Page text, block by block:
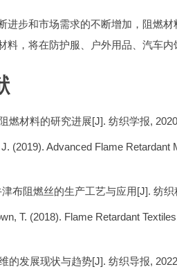
进步和市场需求的不断增加，阻燃
料，将在防护服、户外用品、汽车内
燃材料的研究进展[J]. 纺织学报,
(2019). Advanced Flame Retardant
布阻燃丝的生产工艺与应用[J]. 纺织
T. (2018). Flame Retardant
的发展现状与趋势[J]. 纺织导报,